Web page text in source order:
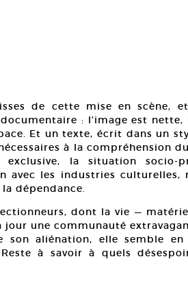
de cette mise en scène,
: l’image est
Et un texte, écrit dans un
à la compréhension
la situation socio-
avec les industries culturelles,
dépendance.
dont la vie —
jour une communauté
son aliénation, elle semble
à savoir à quels